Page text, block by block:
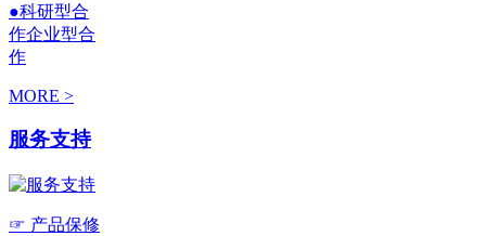
●科研型合
作企业型合
作
MORE >
服务支持
☞ 产品保修